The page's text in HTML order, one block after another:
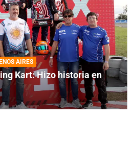
AIRES
Kart: Hizo historia en